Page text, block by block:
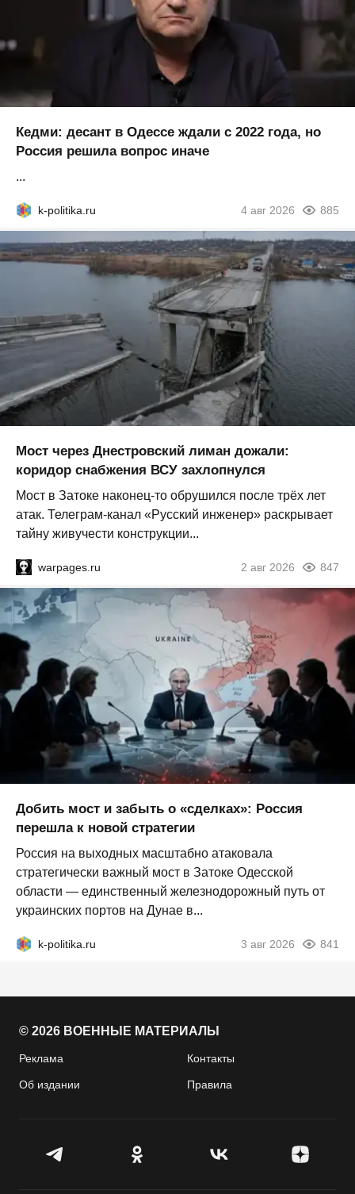
Кедми: десант в Одессе ждали с 2022 года, но
Россия решила вопрос иначе
...
k-politika.ru 4 авг 2026 885
Мост через Днестровский лиман дожали:
коридор снабжения ВСУ захлопнулся
Мост в Затоке наконец-то обрушился после трёх лет
атак. Телеграм-канал «Русский инженер» раскрывает
тайну живучести конструкции...
warpages.ru 2 авг 2026 847
Добить мост и забыть о «сделках»: Россия
перешла к новой стратегии
Россия на выходных масштабно атаковала
стратегически важный мост в Затоке Одесской
области — единственный железнодорожный путь от
украинских портов на Дунае в...
k-politika.ru 3 авг 2026 841
© 2026 ВОЕННЫЕ МАТЕРИАЛЫ
Реклама Контакты
Об издании Правила